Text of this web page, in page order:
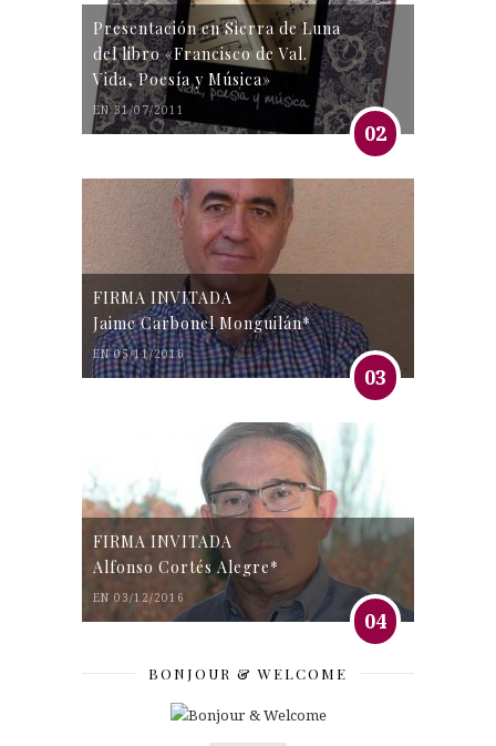
Presentación en Sierra de Luna
del libro «Francisco de Val.
Vida, Poesía y Música»
EN 31/07/2011
02
FIRMA INVITADA
Jaime Carbonel Monguilán*
EN 05/11/2016
03
FIRMA INVITADA
Alfonso Cortés Alegre*
EN 03/12/2016
04
BONJOUR & WELCOME